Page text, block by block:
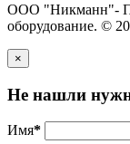
ООО "Никманн"-
оборудование. ©
×
Не нашли
Имя*